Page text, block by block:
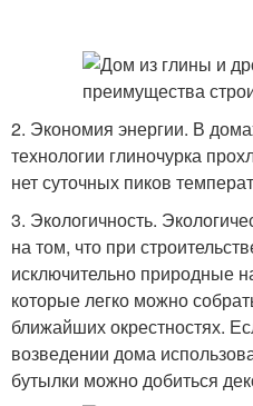
2. Экономия энергии. В
технологии глиночурка
нет суточных пиков
3. Экологичность.
на том, что при
исключительно природные
которые легко можно
ближайших окрестностях.
возведении дома
бутылки можно добиться